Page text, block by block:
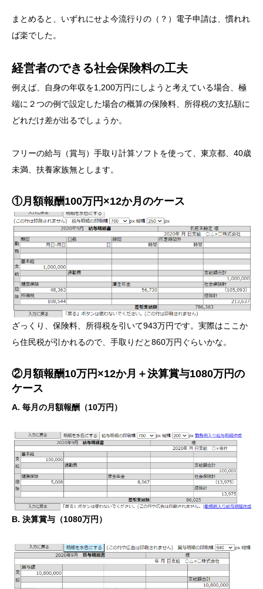
まとめると、いずれにせよ今流行りの（？）電子申請は、慣れれ
ば楽でした。
経営者のできる社会保険料の工夫
例えば、自身の年収を1,200万円にしようと考えている場合、極
端に２つの例で設定した場合の概算の保険料、所得税の支払額に
どれだけ差が出るでしょうか。
フリーの給与（賞与）手取り計算ソフトを使って、東京都、40歳
未満、扶養家族無とします。
①月額報酬100万円×12か月のケース
ざっくり、保険料、所得税を引いて943万円です。実際はここか
ら住民税が引かれるので、手取りだと860万円ぐらいかな。
②月額報酬10万円×12か月＋決算賞与1080万円の
ケース
A. 毎月の月額報酬（10万円）
B. 決算賞与（1080万円）